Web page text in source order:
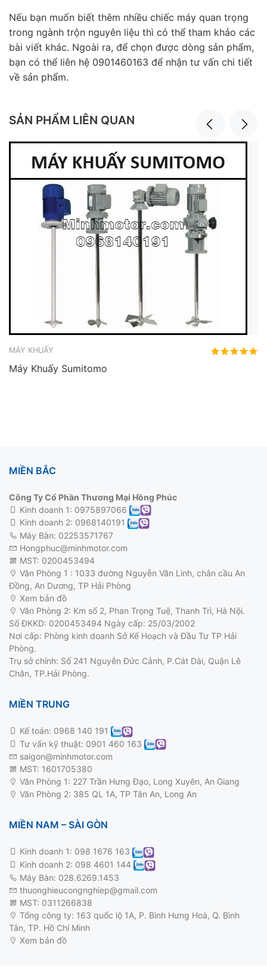
Nếu bạn muốn biết thêm nhiều chiếc máy quan trọng
trong ngành trộn nguyên liệu thì có thể tham khảo các
bài viết khác. Ngoài ra, để chọn được dòng sản phẩm,
bạn có thể liên hệ 0901460163 để nhận tư vấn chi tiết
về sản phẩm.
SẢN PHẨM LIÊN QUAN
MÁY KHUẤY
Máy Khuấy Sumitomo
MIỀN BẮC
Công Ty Cổ Phần Thương Mại Hồng Phúc
Kinh doanh 1: 0975897066
Kinh doanh 2: 0968140191
Máy Bàn: 02253571767
Hongphuc@minhmotor.com
MST: 0200453494
Văn Phòng 1 : 1033 đường Nguyễn Văn Linh, chân cầu An
Đồng, An Dương, TP Hải Phòng
Xem bản đồ
Văn Phòng 2: Km số 2, Phan Trọng Tuệ, Thanh Trì, Hà Nội.
Số ĐKKD: 0200453494 Ngày cấp: 25/03/2002
Nơi cấp: Phòng kinh doanh Sở Kế Hoạch và Đầu Tư TP Hải
Phòng.
Trụ sở chính: Số 241 Nguyễn Đức Cảnh, P.Cát Dài, Quận Lê
Chân, TP.Hải Phòng.
MIỀN TRUNG
Kế toán: 0968 140 191
Tư vấn kỹ thuật: 0901 460 163
saigon@minhmotor.com
MST: 1601705380
Văn Phòng 1: 227 Trần Hưng Đạo, Long Xuyên, An Giang
Văn Phòng 2: 385 QL 1A, TP Tân An, Long An
MIỀN NAM – SÀI GÒN
Kinh doanh 1: 098 1676 163
Kinh doanh 2: 098 4601 144
Máy Bàn: 028.6269.1453
thuonghieucongnghiep@gmail.com
MST: 0311266838
Tổng công ty: 163 quốc lộ 1A, P. Bình Hưng Hoà, Q. Bình
Tân, TP. Hồ Chí Minh
Xem bản đồ